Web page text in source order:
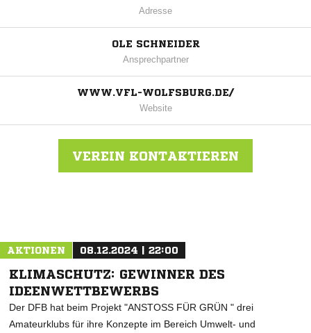
Adresse
OLE SCHNEIDER
Ansprechpartner
WWW.VFL-WOLFSBURG.DE/
Website
VEREIN KONTAKTIEREN
AKTIONEN 08.12.2024 | 22:00
KLIMASCHUTZ: GEWINNER DES
IDEENWETTBEWERBS
Der DFB hat beim Projekt "ANSTOSS FÜR GRÜN " drei
Amateurklubs für ihre Konzepte im Bereich Umwelt- und